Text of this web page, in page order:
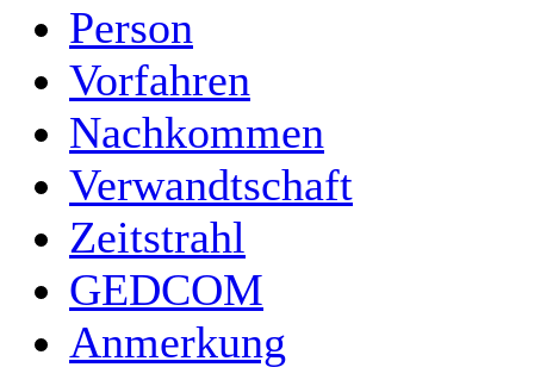
Person
Vorfahren
Nachkommen
Verwandtschaft
Zeitstrahl
GEDCOM
Anmerkung